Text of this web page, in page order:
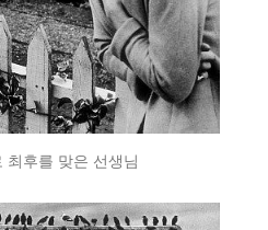
최후를 맞은 선생님